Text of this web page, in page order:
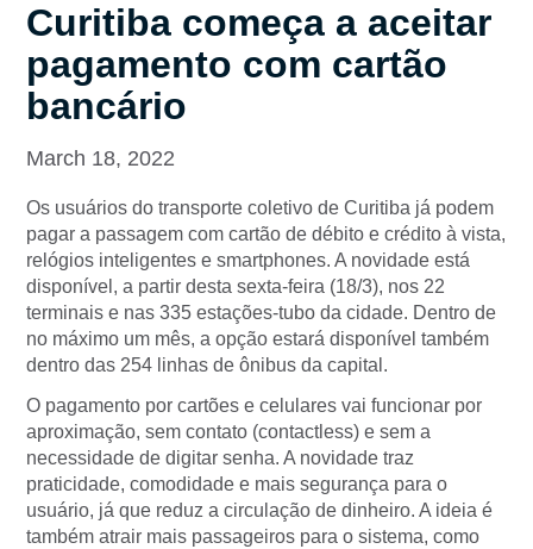
Curitiba começa a aceitar
pagamento com cartão
bancário
March 18, 2022
Os usuários do transporte coletivo de Curitiba já podem
pagar a passagem com cartão de débito e crédito à vista,
relógios inteligentes e smartphones. A novidade está
disponível, a partir desta sexta-feira (18/3), nos 22
terminais e nas 335 estações-tubo da cidade. Dentro de
no máximo um mês, a opção estará disponível também
dentro das 254 linhas de ônibus da capital.
O pagamento por cartões e celulares vai funcionar por
aproximação, sem contato (contactless) e sem a
necessidade de digitar senha. A novidade traz
praticidade, comodidade e mais segurança para o
usuário, já que reduz a circulação de dinheiro. A ideia é
também atrair mais passageiros para o sistema, como